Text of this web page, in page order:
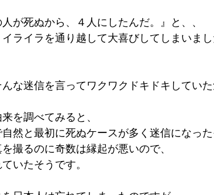
が死ぬから、４人にしたんだ。』と、、
ライラを通り越して大喜びしてしまいまし
な迷信を言ってワクワクドキドキしていた
を調べてみると、
然と最初に死ぬケースが多く迷信になった
撮るのに奇数は縁起が悪いので、
いたそうです。